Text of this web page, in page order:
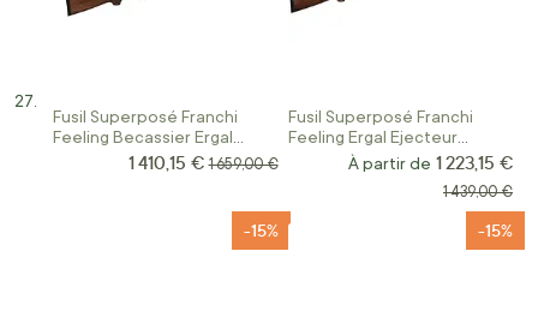
Fusil Superposé Franchi
Feeling Becassier Ergal
Select Calibre 12
Prix Spécial
1 410,15 € Prix normal
1 659,00 €
Fusil Superposé Franchi
Feeling Ergal Ejecteur
Calibre 12/76À partir de 1 223,15 €
Prix normal
1 439,00 €
-15% -15%